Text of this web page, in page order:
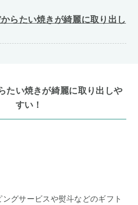
らたい焼きが綺麗に取り出し
たい焼きが綺麗に取り出しや
すい！
グサービスや熨斗などのギフト